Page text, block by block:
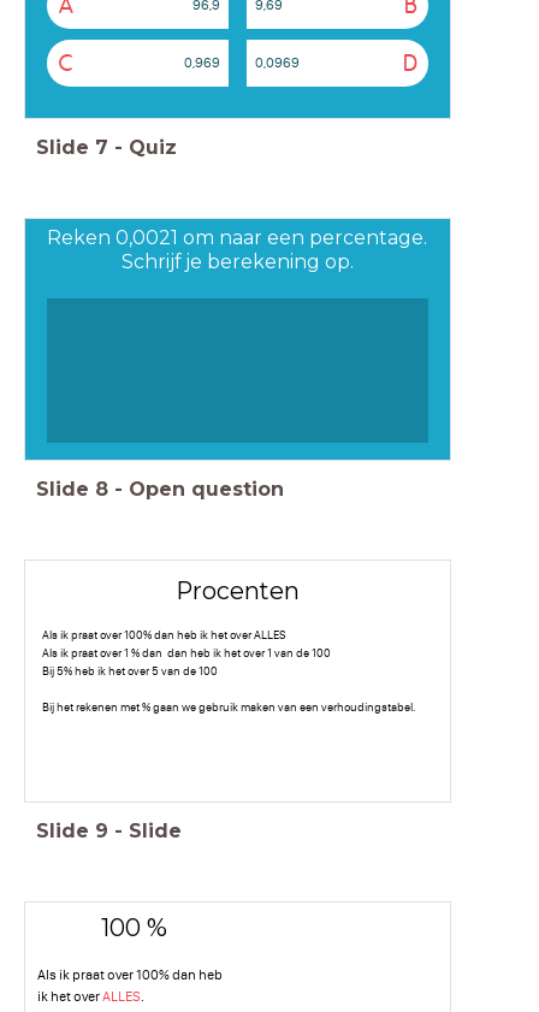
A 96,9 B
9,69
C 0,969 D
0,0969
Slide 7 - Quiz
Reken 0,0021 om naar een percentage.
Schrijf je berekening op.
Slide 8 - Open question
Procenten
Als ik praat over 100% dan heb ik het over ALLES
Als ik praat over 1 % dan dan heb ik het over 1 van de 100
Bij 5% heb ik het over 5 van de 100
Bij het rekenen met % gaan we gebruik maken van een verhoudingstabel.
Slide 9 - Slide
100 %
Als ik praat over 100% dan heb
ik het overALLES.